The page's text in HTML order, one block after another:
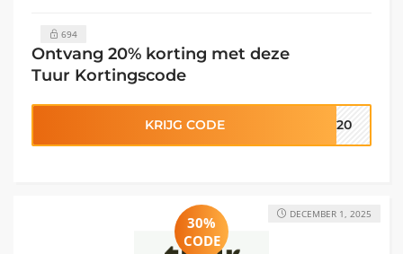
694
Ontvang 20% ​​korting met deze
Tuur Kortingscode
KRIJG CODE R20
30%
CODE
DECEMBER 1, 2025